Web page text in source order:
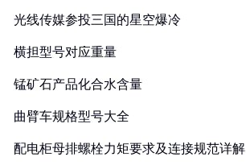
光线传媒参投三国的星空爆冷
横担型号对应重量
锰矿石产品化合水含量
曲臂车规格型号大全
配电柜母排螺栓力矩要求及连接规范详解